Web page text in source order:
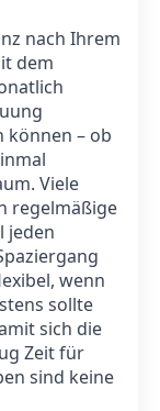
nach Ihrem
dem
können – ob
Viele
regelmäßige
jeden
wenn
sollte
sich die
Zeit für
sind keine